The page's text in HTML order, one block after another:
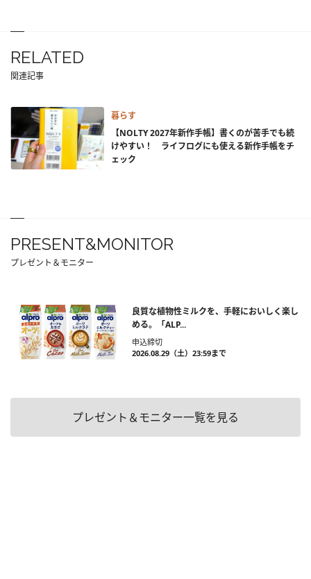
RELATED
関連記事
暮らす
【NOLTY 2027年新作手帳】書くのが苦手でも続
けやすい！ ライフログにも使える新作手帳をチ
ェック
PRESENT&MONITOR
プレゼント＆モニター
良質な植物性ミルクを、手軽においしく楽し
める。「ALP...
申込締切
2026.08.29（土）23:59まで
プレゼント＆モニター一覧を見る